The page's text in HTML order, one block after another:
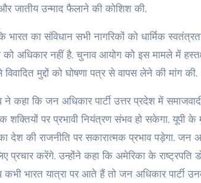
जातीय उन्‍माद फैलाने की कोशिश की.
भारत का संविधान सभी नागरिकों को धार्मिक
अधिकार नहीं है. चुनाव आयोग को इस मामले में
विवादित मुद्दों को घोषणा पत्र से वापस लेने की मांग की.
ने कहा कि जन अधिकार पार्टी उत्तर प्रदेश में
शक्तियों पर प्रभावी नियंत्रण संभव हो सकेगा. यूपी
देश की राजनीति पर सकारात्‍मक प्रभाव पड़ेगा. जन
करेंगे. उन्‍होंने कहा कि अमेरिका के राष्‍ट्रपति
कभी भारत यात्रा पर आते हैं तो जन अधिकार पार्टी